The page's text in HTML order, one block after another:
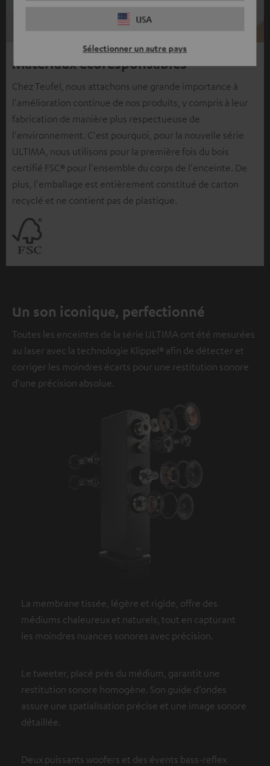
USA
Sélectionner un autre pays
Matériaux écoresponsables
Chez Teufel, nous attachons une grande importance à
l'amélioration continue de nos produits, y compris à leur
fabrication de manière plus respectueuse de
l'environnement. C'est pourquoi, pour la nouvelle série
ULTIMA, nous utilisons pour la première fois du bois
certifié FSC® pour l'ensemble du corps de l'enceinte. De
plus, l'emballage est entièrement constitué de carton
recyclé et ne contient pas de plastique.
Un son iconique, perfectionné
Toutes les enceintes de la série ULTIMA ont été mesurées
au laser avec la technologie Klippel® afin de détecter et
corriger les moindres écarts pour une restitution sonore
d'une précision absolue.
La membrane tissée, légère et rigide, offre des
médiums chaleureux et naturels, tout en capturant
les moindres nuances sonores avec précision.
Le tweeter, placé près du médium, garantit une
restitution sonore homogène. Son guide d’ondes
assure une spatialisation précise et une image sonore
détaillée.
Deux puissants woofers et des évents bass-reflex